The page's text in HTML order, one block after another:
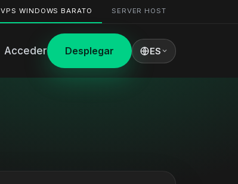
VPS WINDOWS BARATO SERVER HOST
Acceder Desplegar ES